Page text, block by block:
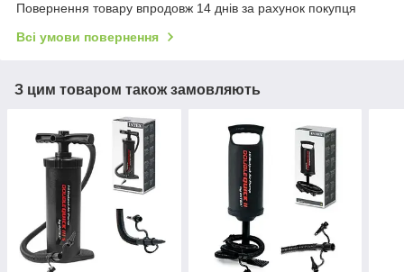
Повернення товару впродовж 14 днів за рахунок покупця
Всі умови повернення
З цим товаром також замовляють